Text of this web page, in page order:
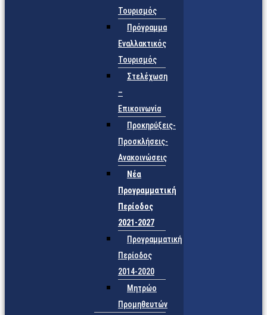
Τουρισμός
Πρόγραμμα
Εναλλακτικός
Τουρισμός
Στελέχωση
–
Επικοινωνία
Προκηρύξεις-
Προσκλήσεις-
Ανακοινώσεις
Νέα
Προγραμματική
Περίοδος
2021-2027
Προγραμματική
Περίοδος
2014-2020
Μητρώο
Προμηθευτών